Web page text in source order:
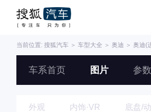
当前位置: 搜狐汽车 ＞ 车型大全 ＞ 奥迪 ＞ 奥迪(
车系首页 图片 参
外观 内饰·VR 底盘/